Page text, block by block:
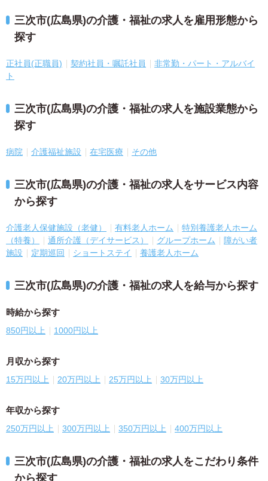
三次市(広島県)の介護・福祉の求人を雇用形態から
探す
正社員(正職員) 契約社員・嘱託社員
非常勤・パート・アルバイ
ト
三次市(広島県)の介護・福祉の求人を施設業態から
探す
病院 介護福祉施設 在宅医療 その他
三次市(広島県)の介護・福祉の求人をサービス内容
から探す
介護老人保健施設（老健） 有料老人ホーム
特別養護老人ホーム
（特養）
通所介護（デイサービス） グループホーム
障がい者
施設
定期巡回 ショートステイ 養護老人ホーム
三次市(広島県)の介護・福祉の求人を給与から探す
時給から探す
850円以上 1000円以上
月収から探す
15万円以上 20万円以上 25万円以上 30万円以上
年収から探す
250万円以上 300万円以上 350万円以上 400万円以上
三次市(広島県)の介護・福祉の求人をこだわり条件
から探す